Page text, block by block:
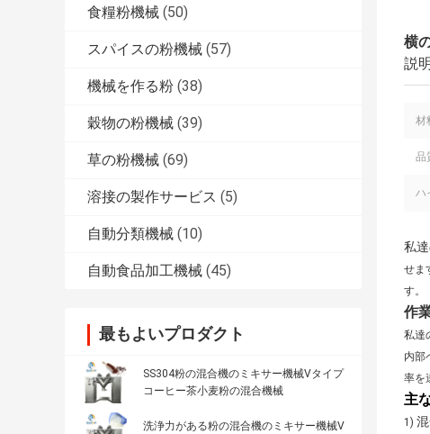
食糧粉機械 (50)
スパイスの粉機械 (57)
機械を作る粉 (38)
穀物の粉機械 (39)
草の粉機械 (69)
溶接の製作サービス (5)
自動分類機械 (10)
自動食品加工機械 (45)
最もよいプロダクト
SS304粉の混合機のミキサー機械Vタイプ
コーヒー茶小麦粉の混合機械
洗浄力がある粉の混合機のミキサー機械V
横
説明
材
品
ハ
私
せま
す。
作
私達
内部
率を
主
1)